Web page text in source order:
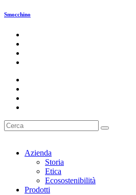
Smocchino
Azienda
Storia
Etica
Ecosostenibilità
Prodotti